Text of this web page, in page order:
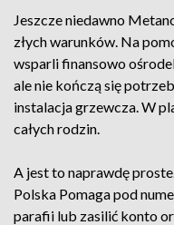
Jeszcze niedawno
złych warunków. Na
wsparli finansowo
ale nie kończą się
instalacja grzewcza. W
całych rodzin.
A jest to naprawdę
Polska Pomaga pod
parafii lub zasilić konto